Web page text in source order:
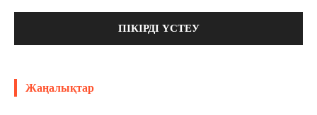
Жаңалықтар